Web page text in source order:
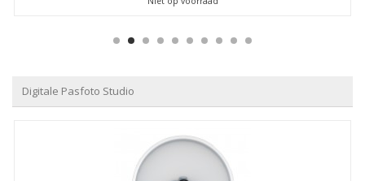
Digitale Pasfoto Studio